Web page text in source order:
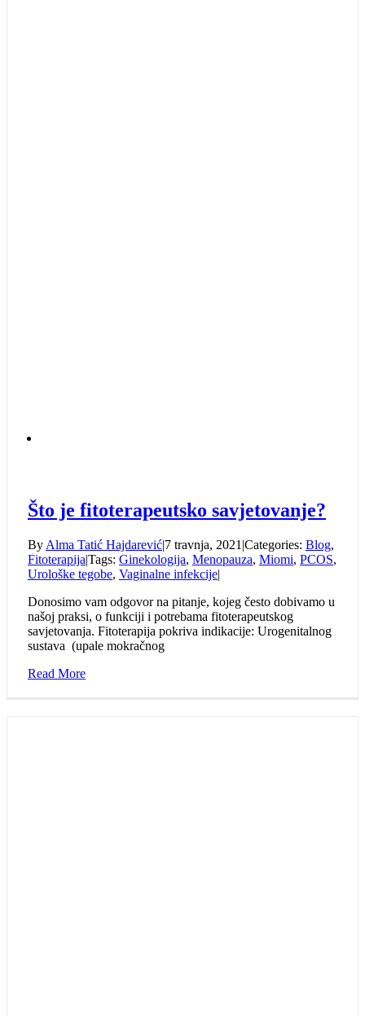
Što je fitoterapeutsko savjetovanje?
By Alma Tatić Hajdarević|7 travnja, 2021 |Categories: Blog,
Fitoterapija|Tags: Ginekologija, Menopauza, Miomi, PCOS,
Urološke tegobe, Vaginalne infekcije|
Donosimo vam odgovor na pitanje, kojeg često dobivamo u
našoj praksi, o funkciji i potrebama fitoterapeutskog
savjetovanja. Fitoterapija pokriva indikacije: Urogenitalnog
sustava (upale mokračnog
Read More